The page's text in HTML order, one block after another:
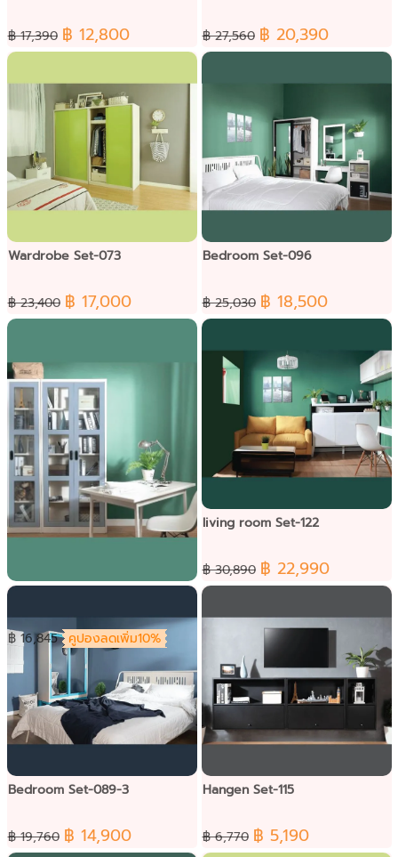
฿ 17,390 ฿ 12,800 ฿ 27,560 ฿ 20,390
Wardrobe Set-073
฿ 23,400 ฿ 17,000
Bedroom Set-096
฿ 25,030 ฿ 18,500
Table working Set-092
฿ 16,845 คูปองลดเพิ่ม10%
living room Set-122
฿ 30,890 ฿ 22,990
Bedroom Set-089-3
฿ 19,760 ฿ 14,900
Hangen Set-115
฿ 6,770 ฿ 5,190